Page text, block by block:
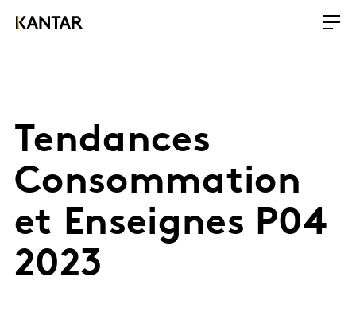
Tendances
Consommation
et Enseignes P04
2023